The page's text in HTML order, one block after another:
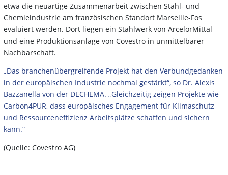
etwa die neuartige Zusammenarbeit zwischen Stahl- und
Chemieindustrie am französischen Standort Marseille-Fos
evaluiert werden. Dort liegen ein Stahlwerk von ArcelorMittal
und eine Produktionsanlage von Covestro in unmittelbarer
Nachbarschaft.
„Das branchenübergreifende Projekt hat den Verbundgedanken
in der europäischen Industrie nochmal gestärkt“, so Dr. Alexis
Bazzanella von der DECHEMA. „Gleichzeitig zeigen Projekte wie
Carbon4PUR, dass europäisches Engagement für Klimaschutz
und Ressourceneffizienz Arbeitsplätze schaffen und sichern
kann.“
(Quelle: Covestro AG)